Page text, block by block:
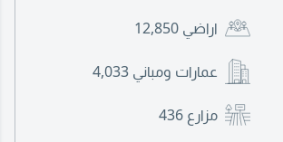
اراضي 12,850
عمارات ومباني 4,033
مزارع 436